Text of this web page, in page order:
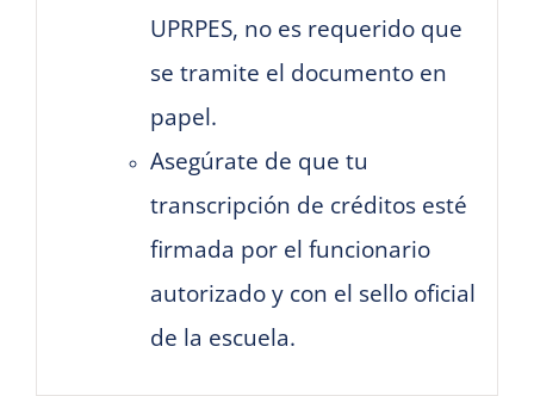
UPRPES, no es requerido que
se tramite el documento en
papel.
Asegúrate de que tu
transcripción de créditos esté
firmada por el funcionario
autorizado y con el sello oficial
de la escuela.